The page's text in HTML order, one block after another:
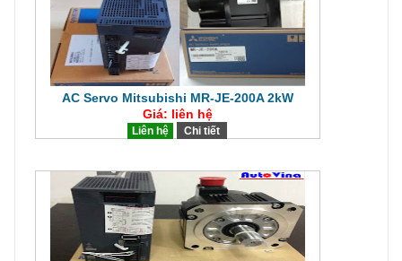
AC Servo Mitsubishi MR-JE-200A 2kW
Giá: liên hệ
Liên hệ Chi tiết